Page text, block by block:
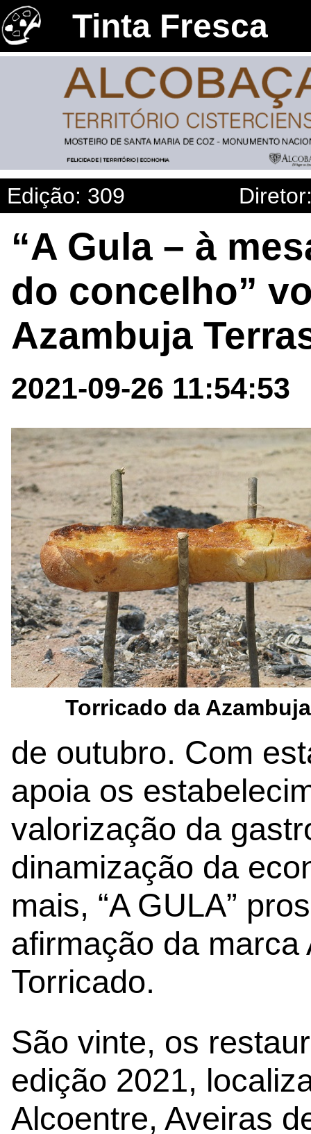
Tinta Fresca
Edição: 309
“A Gula – à
do concelho”
Azambuja
2021-09-26 11:54:53
Torricado da Azambuja
de outubro. Com
apoia os
valorização da
dinamização da
mais, “A GULA”
afirmação da marca
Torricado.
São vinte, os
edição 2021,
Alcoentre, Aveiras